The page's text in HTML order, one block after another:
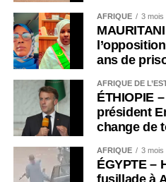
AFRIQUE 3 mois .
ans de
AFRIQUE DE
ÉTHIOPIE
président
change de
AFRIQUE 3 mois .
ÉGYPTE –